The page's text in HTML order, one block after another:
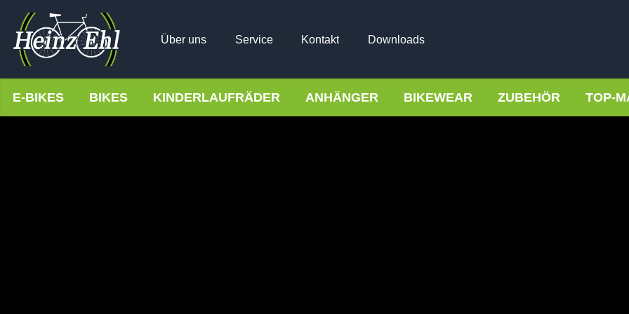
Über uns Service Kontakt Downloads
E-BIKES BIKES KINDERLAUFRÄDER ANHÄNGER BIKEWEAR ZUBEHÖR TOP-